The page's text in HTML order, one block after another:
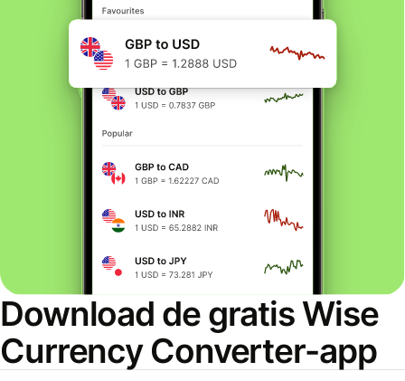
Download de gratis Wise
Currency Converter-app